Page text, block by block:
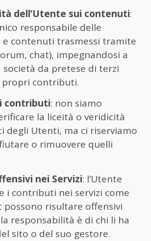
dell’Utente sui contenuti:
responsabile delle
contenuti trasmessi tramite
chat), impegnandosi a
società da pretese di terzi
contributi.
contributi: non siamo
la liceità o veridicità
degli Utenti, ma ci riserviamo
o rimuovere quelli
nei Servizi: l’Utente
i contributi nei servizi come
risultare offensivi
responsabilità è di chi li ha
sito o del suo gestore.